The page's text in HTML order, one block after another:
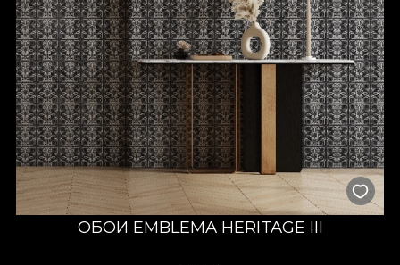
ОБОИ EMBLEMA HERITAGE III